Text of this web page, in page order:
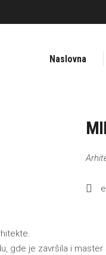
Naslovna
gde je završila i master